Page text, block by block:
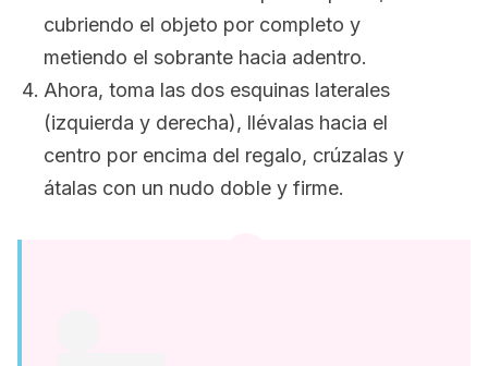
cubriendo el objeto por completo y
metiendo el sobrante hacia adentro.
Ahora, toma las dos esquinas laterales
(izquierda y derecha), llévalas hacia el
centro por encima del regalo, crúzalas y
átalas con un nudo doble y firme.